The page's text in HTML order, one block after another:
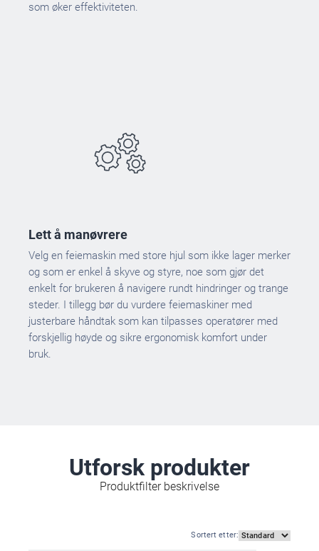
som øker effektiviteten.
Lett å manøvrere
Velg en feiemaskin med store hjul som ikke lager merker
og som er enkel å skyve og styre, noe som gjør det
enkelt for brukeren å navigere rundt hindringer og trange
steder. I tillegg bør du vurdere feiemaskiner med
justerbare håndtak som kan tilpasses operatører med
forskjellig høyde og sikre ergonomisk komfort under
bruk.
Utforsk produkter
Produktfilter beskrivelse
Sortert etter: